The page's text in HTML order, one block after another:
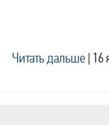
Читать дальше | 16